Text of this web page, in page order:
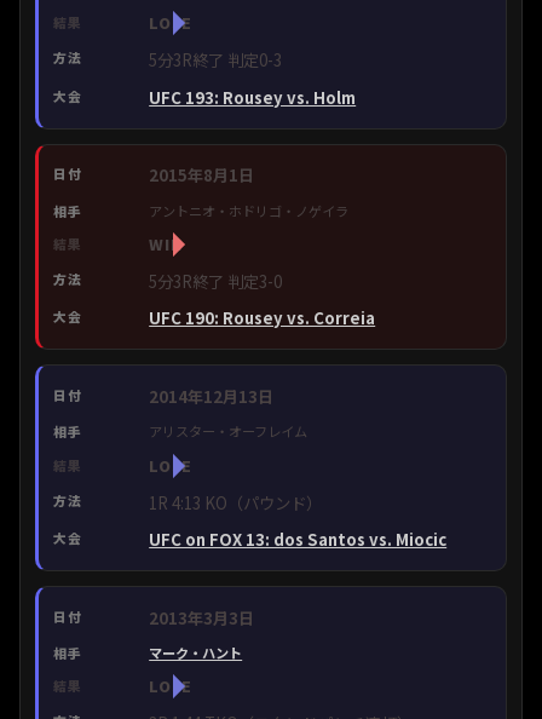
LOSE
5分3R終了 判定0-3
UFC 193: Rousey vs. Holm
2015年8月1日
アントニオ・ホドリゴ・ノゲイラ
WIN
5分3R終了 判定3-0
UFC 190: Rousey vs. Correia
2014年12月13日
アリスター・オーフレイム
LOSE
1R 4:13 KO（パウンド）
UFC on FOX 13: dos Santos vs. Miocic
2013年3月3日
マーク・ハント
LOSE